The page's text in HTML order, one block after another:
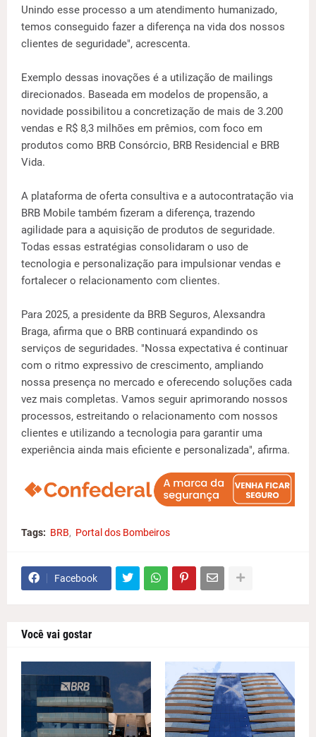
Unindo esse processo a um atendimento humanizado,
temos conseguido fazer a diferença na vida dos nossos
clientes de seguridade", acrescenta.
Exemplo dessas inovações é a utilização de mailings
direcionados. Baseada em modelos de propensão, a
novidade possibilitou a concretização de mais de 3.200
vendas e R$ 8,3 milhões em prêmios, com foco em
produtos como BRB Consórcio, BRB Residencial e BRB
Vida.
A plataforma de oferta consultiva e a autocontratação via
BRB Mobile também fizeram a diferença, trazendo
agilidade para a aquisição de produtos de seguridade.
Todas essas estratégias consolidaram o uso de
tecnologia e personalização para impulsionar vendas e
fortalecer o relacionamento com clientes.
Para 2025, a presidente da BRB Seguros, Alexsandra
Braga, afirma que o BRB continuará expandindo os
serviços de seguridades. "Nossa expectativa é continuar
com o ritmo expressivo de crescimento, ampliando
nossa presença no mercado e oferecendo soluções cada
vez mais completas. Vamos seguir aprimorando nossos
processos, estreitando o relacionamento com nossos
clientes e utilizando a tecnologia para garantir uma
experiência ainda mais eficiente e personalizada", afirma.
Tags: BRB Portal dos Bombeiros
Facebook
Você vai gostar